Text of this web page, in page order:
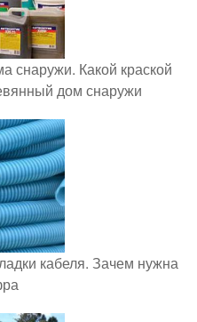
снаружи. Какой краской
дом снаружи
кабеля. Зачем нужна